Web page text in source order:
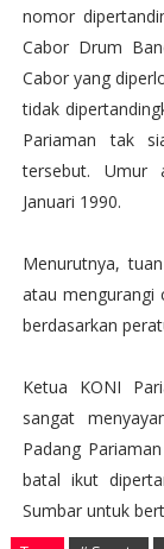
nomor
Cabor Drum
Cabor yang
tidak
Pariaman tak
tersebut. Umur
Januari 1990.
Menurutnya,
atau mengurangi
berdasarkan
Ketua KONI
sangat
Padang
batal ikut
Sumbar untuk